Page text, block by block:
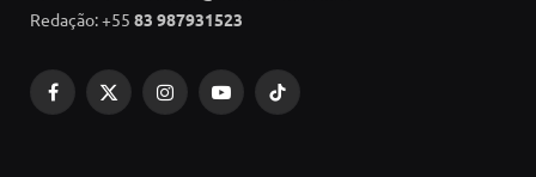
Redação: +55 83 987931523
Facebook
X
InstagramYouTubeTikTok